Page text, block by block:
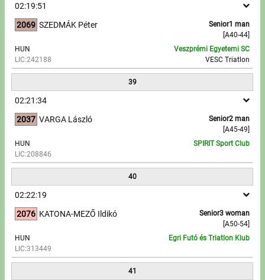
02:19:51
2069
Senior1 man
[A40-44]
SZEDMÁK Péter
HUN
LIC:242188
Veszprémi Egyetemi SC
VESC Triatlon
39
02:21:34
2037
Senior2 man
[A45-49]
VARGA László
HUN
LIC:208846
SPIRIT Sport Club
40
02:22:19
2076
Senior3 woman
[A50-54]
KATONA-MEZŐ Ildikó
HUN
LIC:313449
Egri Futó és Triatlon Klub
41